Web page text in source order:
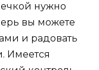
нужно
вы можете
и радовать
Имеется